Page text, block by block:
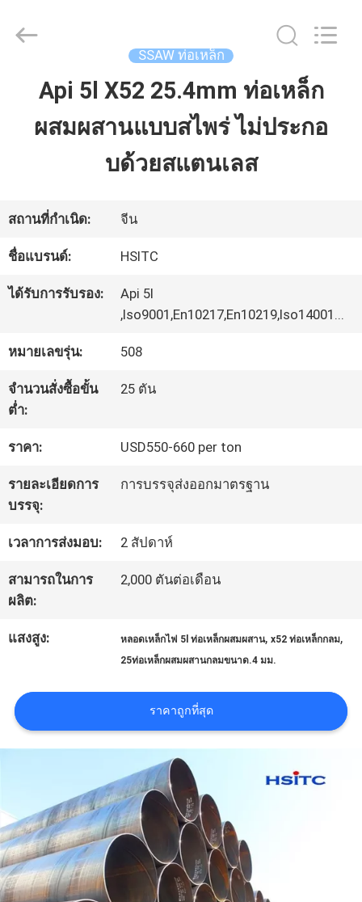
บ้าน
เกี่ยว
กับ
เรา
ทัวร์
โรงงาน
การ
ควบคุม
คุณภาพ
ติดต่อ
เรา
ขอคํา
แผนผัง
เว็บไซต์
Synda
International
Developed
SSAW ท่อเหล็ก
Api 5l X52 25.4mm ท่อเหล็ก
ผสมผสานแบบสไพร่ ไม่ประกอ
บด้วยสแตนเลส
สถานที่กำเนิด: จีน
ชื่อแบรนด์: HSITC
ได้รับการรับรอง:
Api 5l
,Iso9001,En10217,En10219,Iso14001...
หมายเลขรุ่น: 508
จำนวนสั่งซื้อขั้น
ต่ำ:
25 ตัน
ราคา: USD550-660 per ton
รายละเอียดการ
บรรจุ:
การบรรจุส่งออกมาตรฐาน
เวลาการส่งมอบ: 2 สัปดาห์
สามารถในการ
ผลิต:
2,000 ตันต่อเดือน
แสงสูง: หลอดเหล็กไฟ 5l ท่อเหล็กผสมผสาน,x52 ท่อเหล็กกลม,
25ท่อเหล็กผสมผสานกลมขนาด.4 มม.
ราคาถูกที่สุด